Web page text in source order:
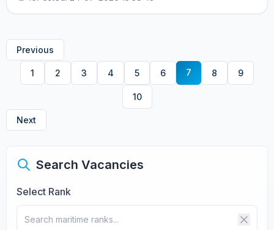
Search Vacancies
Select Rank
Previous
1 2 3 4 5 6 7 8 9
10
Next